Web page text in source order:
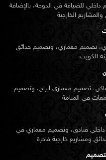
للضيافة في الدوحة، بالإضافة
تصميم معماري، وتصميم حدائق
تصميم معماري أبراج، وتصميم
داخلي فنادق، وتصميم معماري في